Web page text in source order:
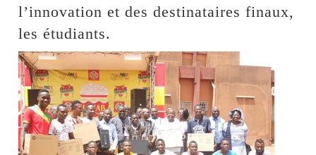
l’innovation et des destinataires finaux,
les étudiants.